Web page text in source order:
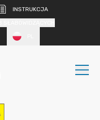
INSTRUKCJA